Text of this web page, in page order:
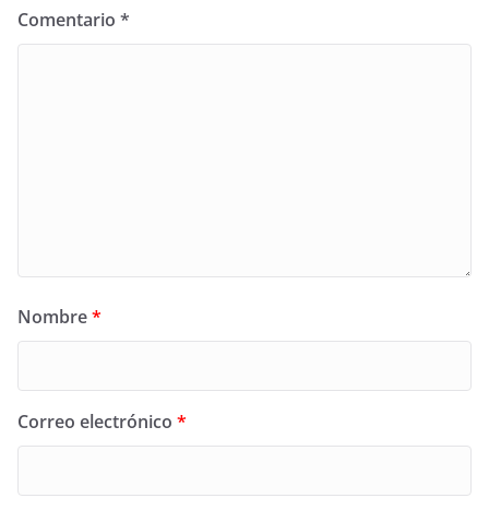
Comentario *
Nombre*
Correo electrónico *